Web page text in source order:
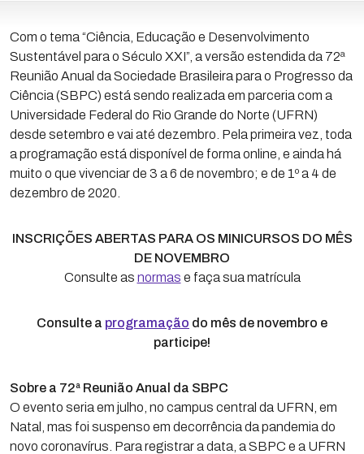
Com o tema “Ciência, Educação e Desenvolvimento
Sustentável para o Século XXI”, a versão estendida da 72ª
Reunião Anual da Sociedade Brasileira para o Progresso da
Ciência (SBPC) está sendo realizada em parceria com a
Universidade Federal do Rio Grande do Norte (UFRN)
desde setembro e vai até dezembro. Pela primeira vez, toda
a programação está disponível de forma online, e ainda há
muito o que vivenciar de 3 a 6 de novembro; e de 1º a 4 de
dezembro de 2020.
INSCRIÇÕES ABERTAS PARA OS MINICURSOS DO MÊS
DE NOVEMBRO
Consulte as normas e faça sua matrícula
Consulte a programação do mês de novembro e
participe!
Sobre a 72ª Reunião Anual da SBPC
O evento seria em julho, no campus central da UFRN, em
Natal, mas foi suspenso em decorrência da pandemia do
novo coronavírus. Para registrar a data, a SBPC e a UFRN